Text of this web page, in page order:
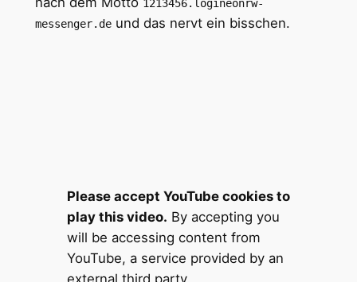
1213456.logineonrw-
messenger.deund das nervt ein bisschen.
Please accept YouTube cookies to
play this video. By accepting you
will be accessing content from
YouTube, a service provided by an
external third party.